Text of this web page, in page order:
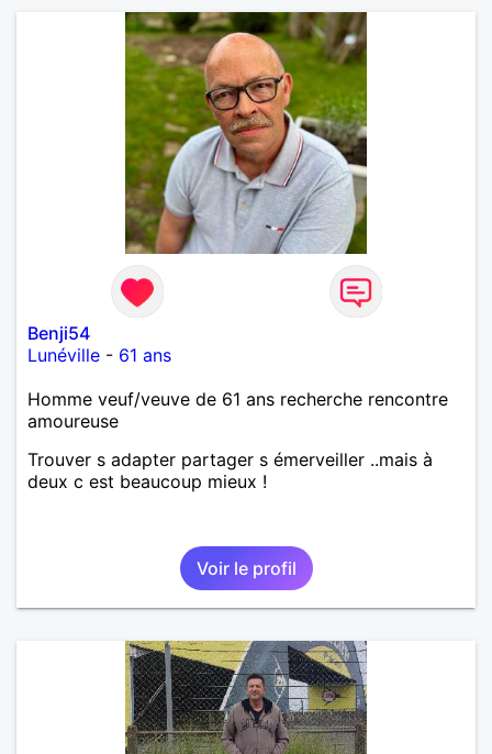
Benji54
Lunéville - 61 ans
Homme veuf/veuve de 61 ans recherche rencontre
amoureuse
Trouver s adapter partager s émerveiller ..mais à
deux c est beaucoup mieux !
Voir le profil